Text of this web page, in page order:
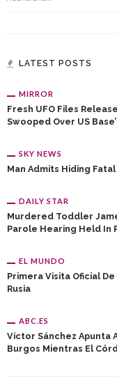
LATEST POSTS
MIRROR
Fresh UFO Files
Swooped Over US Base’
SKY NEWS
Man Admits Hiding
DAILY STAR
Murdered Toddler
Parole Hearing Held In
EL MUNDO
Primera Visita Oficial
Rusia
ABC.ES
Víctor Sánchez Apunta
Burgos Mientras El